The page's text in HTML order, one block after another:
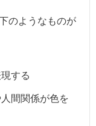
のようなものが
する
間関係が色を